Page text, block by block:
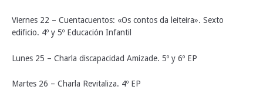
Viernes 22 – Cuentacuentos: «Os contos da leiteira». Sexto
edificio. 4º y 5º Educación Infantil
Lunes 25 – Charla discapacidad Amizade. 5º y 6º EP
Martes 26 – Charla Revitaliza. 4º EP